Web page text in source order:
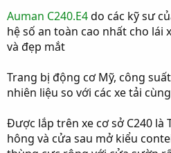
Auman C240.E4do các kỹ sư
hệ số an toàn cao nhất cho lái
và đẹp mắt
Trang bị động cơ Mỹ, công
nhiên liệu so với các xe tải
Được lắp trên xe cơ sở C240 là
hông và cửa sau mở kiểu